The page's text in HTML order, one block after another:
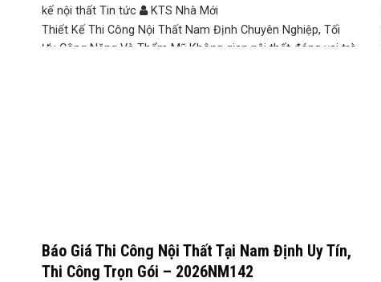
kế nội thất Tin tức
KTS Nhà Mới
Thiết Kế Thi Công Nội Thất Nam Định Chuyên Nghiệp, Tối
Ưu Công Năng Và Thẩm Mỹ Không gian nội thất đóng vai trò
Báo Giá Thi Công Nội Thất Tại Nam Định Uy Tín,
Thi Công Trọn Gói – 2026NM142